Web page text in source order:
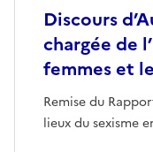
Discours
chargée de
femmes et
Remise du
lieux du sexisme